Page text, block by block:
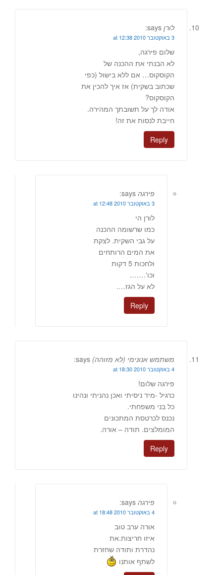
לורן says:
3 באוקטובר 2010 at 12:38
שלום פירגה,
לא הבנתי את ההכנה של
הקוסקוס… אם ללא בישול (כפי
שכתוב בשקית) אז איך להכין את
הקוסקוס?
אודה לך על תשובתך המהירה.
חייבת לנסות את זה!
Reply
פירגה says:
3 באוקטובר 2010 at 12:48
לורן הי
כמו שרשומה ההכנה
על גבי השקית. לצקת
את המים הרותחים
ולחכות 5 דקות
וכו'…….
לא על הגז….
Reply
משתמש אנונימי (לא מזוהה) says:
4 באוקטובר 2010 at 18:30
פירגה שלום!
כרגיל -מיד ניסיתי ואכן נהניתי ונהינו
כל בני משפחתי.
נכנס לכרטסת המתכונים
המומלצים. תודה – אורה.
Reply
פירגה says:
4 באוקטובר 2010 at 18:48
אורה ערב טוב
איזו חריצות.את
נהדרת ותודה שחזרת
לשתף אותנו